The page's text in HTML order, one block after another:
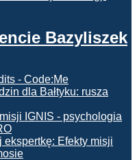
Bazyliszek
dla Bałtyku: rusza
ekspertkę: Efekty misji